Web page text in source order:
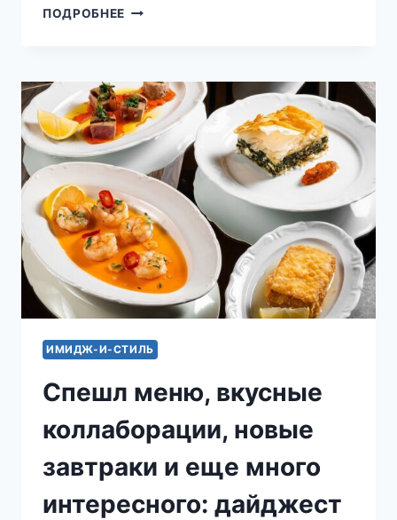
ПОДРОБНЕЕ ГДЕ
СМОРЧКИ
И
ДРУГИЕ
СТОЯЩИЕ
ВНИМАНИЯ
НОВЫЕ
БЛЮДА:
ГАСТРОНОМИЧЕСКИЙ
ДАЙДЖЕСТ
VOICE
ИМИДЖ-И-СТИЛЬ
Спешл меню, вкусные
коллаборации, новые
завтраки и еще много
интересного: дайджест